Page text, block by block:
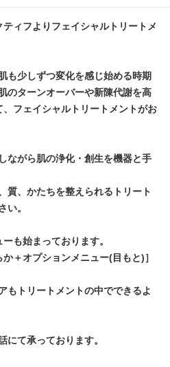
ィフよりフェイシャルトリートメ
も少しずつ変化を感じ始める時期
のターンオーバーや新陳代謝を高
フェイシャルトリートメントがお
ながら肌の浄化・創生を機器と手
質、かたちを整えられるトリート
い。
も始まっております。
＋オプションメニュー(目もと)］
もトリートメントの中でできるよ
にて承っております。